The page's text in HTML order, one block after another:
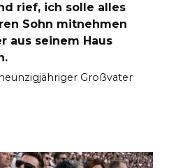
rief, ich solle alles
Sohn mitnehmen
aus seinem Haus
Großvater